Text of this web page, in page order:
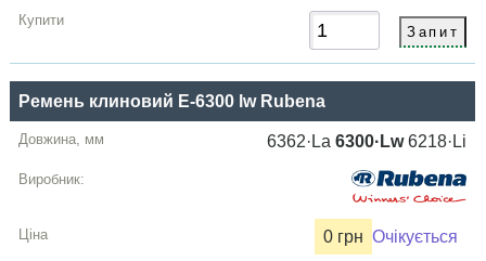
Ремень клиновий E-6300 lw Rubena
6362·La6300·Lw6218·Li
0 грн Очікується